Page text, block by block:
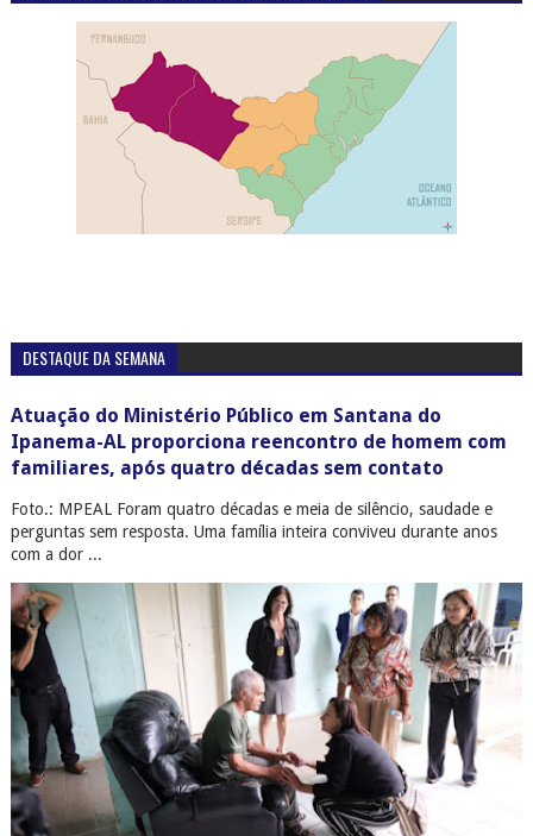
DESTAQUE DA SEMANA
Atuação do Ministério Público em Santana do
Ipanema-AL proporciona reencontro de homem com
familiares, após quatro décadas sem contato
Foto.: MPEAL Foram quatro décadas e meia de silêncio, saudade e
perguntas sem resposta. Uma família inteira conviveu durante anos
com a dor ...